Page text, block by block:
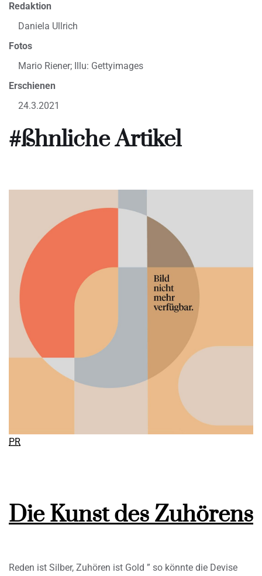
Redaktion
Daniela Ullrich
Fotos
Mario Riener; Illu: Gettyimages
Erschienen
24.3.2021
#ßhnliche Artikel
PR
Die Kunst des Zuhörens
Reden ist Silber, Zuhören ist Gold ” so könnte die Devise